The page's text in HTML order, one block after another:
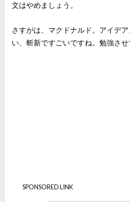
文はやめましょう。
さすがは、マクドナルド。アイデ
い、斬新ですごいですね。勉強させ
SPONSORED LINK